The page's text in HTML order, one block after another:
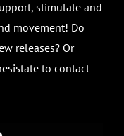
stimulate and
movement! Do
releases? Or
to contact